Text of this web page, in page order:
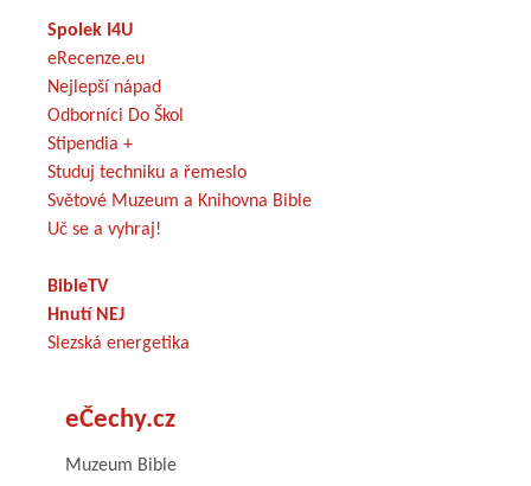
Spolek I4U
eRecenze.eu
Nejlepší nápad
Odborníci Do Škol
Stipendia +
Studuj techniku a řemeslo
Světové Muzeum a Knihovna Bible
Uč se a vyhraj!
BibleTV
Hnutí NEJ
Slezská energetika
eČechy.cz
Muzeum Bible